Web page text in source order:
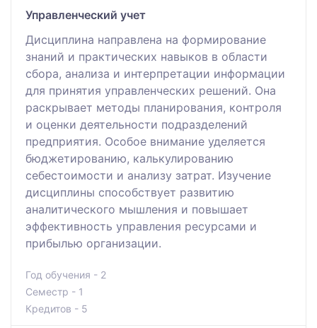
Управленческий учет
Дисциплина направлена на формирование
знаний и практических навыков в области
сбора, анализа и интерпретации информации
для принятия управленческих решений. Она
раскрывает методы планирования, контроля
и оценки деятельности подразделений
предприятия. Особое внимание уделяется
бюджетированию, калькулированию
себестоимости и анализу затрат. Изучение
дисциплины способствует развитию
аналитического мышления и повышает
эффективность управления ресурсами и
прибылью организации.
Год обучения - 2
Семестр - 1
Кредитов - 5